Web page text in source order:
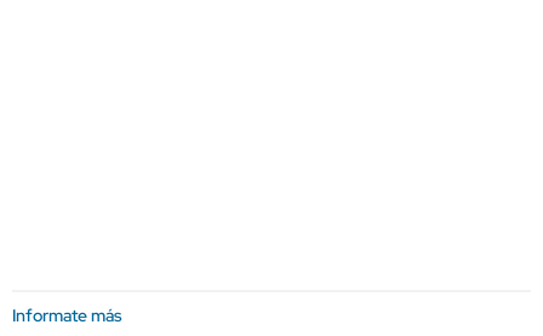
Informate más